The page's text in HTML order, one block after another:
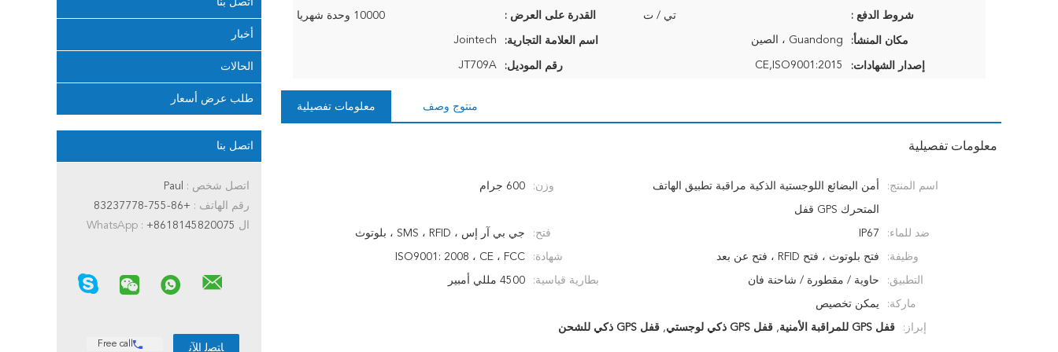
اتصل بنا
أخبار
الحالات
طلب عرض أسعار
اتصل بنا
اتصل شخص :
رقم الهاتف : +86-755-83237778
ال WhatsApp : +8618145820075
Free call
شروط الدفع : تي / ت القدرة على العرض : 10000 وحدة شهريا
مكان المنشأ: Guandong ، الصين اسم العلامة التجارية: Jointech
إصدار الشهادات: CE,ISO9001:2015 رقم الموديل: JT709A
معلومات تفصيلية منتوج وصف
معلومات تفصيلية
اسم المنتج: أمن البضائع اللوجستية الذكية مراقبة تطبيق الهاتف
المتحرك GPS قفل
وزن: 600 جرام
ضد للماء: IP67 فتح: جي بي آر إس ، SMS ، RFID ، بلوتوث
وظيفة: فتح بلوتوث ، فتح RFID ، فتح عن بعد شهادة: ISO9001: 2008 ، CE ، FCC
التطبيق: حاوية / مقطورة / شاحنة فان بطارية قياسية: 4500 مللي أمبير
ماركة: يمكن تخصيص
إبراز: قفل GPS للمراقبة الأمنية , قفل GPS ذكي لوجستي , قفل GPS ذكي للشحن